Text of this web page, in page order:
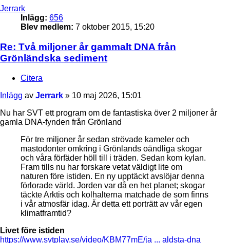
Jerrark
Inlägg: 656
Blev medlem: 7 oktober 2015, 15:20
Re: Två miljoner år gammalt DNA från
Grönländska sediment
Citera
Inlägg av Jerrark » 10 maj 2026, 15:01
Nu har SVT ett program om de fantastiska över 2 miljoner år
gamla DNA-fynden från Grönland
För tre miljoner år sedan strövade kameler och
mastodonter omkring i Grönlands oändliga skogar
och våra förfäder höll till i träden. Sedan kom kylan.
Fram tills nu har forskare vetat väldigt lite om
naturen före istiden. En ny upptäckt avslöjar denna
förlorade värld. Jorden var då en het planet; skogar
täckte Arktis och kolhalterna matchade de som finns
i vår atmosfär idag. Är detta ett porträtt av vår egen
klimatframtid?
Livet före istiden
https://www.svtplay.se/video/KBM77mE/ja ... aldsta-dna